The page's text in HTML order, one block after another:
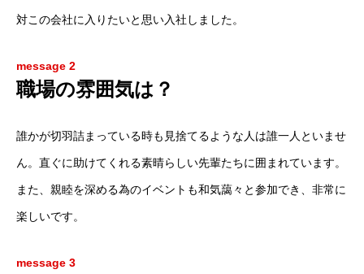
対この会社に入りたいと思い入社しました。
message 2
職場の雰囲気は？
誰かが切羽詰まっている時も見捨てるような人は誰一人といませ
ん。直ぐに助けてくれる素晴らしい先輩たちに囲まれています。
また、親睦を深める為のイベントも和気藹々と参加でき、非常に
楽しいです。
message 3